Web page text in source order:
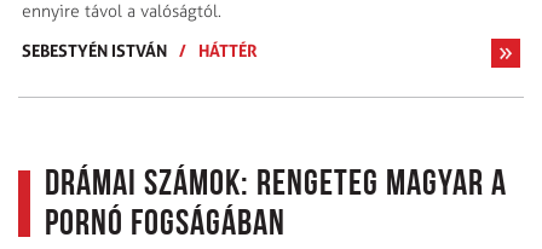
ennyire távol a valóságtól.
SEBESTYÉN ISTVÁN / HÁTTÉR
Drámai számok: rengeteg magyar a
pornó fogságában